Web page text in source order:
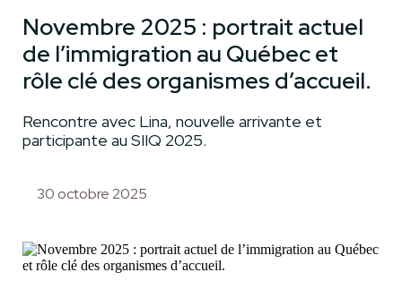
Novembre 2025 : portrait actuel
de l’immigration au Québec et
rôle clé des organismes d’accueil.
Rencontre avec Lina, nouvelle arrivante et
participante au SIIQ 2025.
30 octobre 2025